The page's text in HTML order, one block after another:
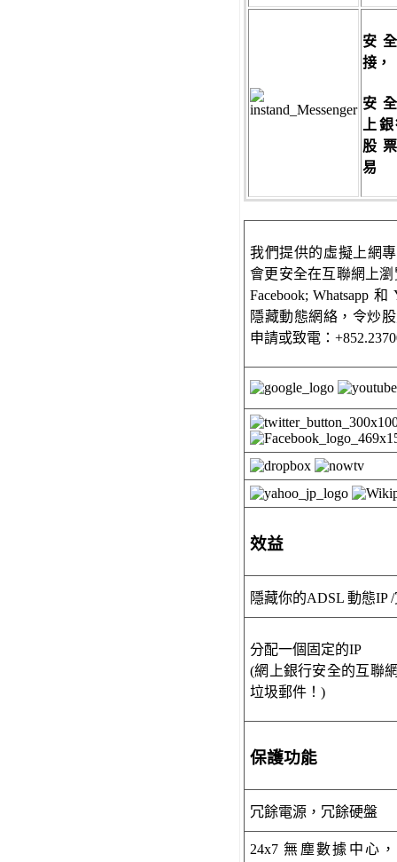
安
接，
安
上
股
易
我們提供的虛擬上網
會更安全在互聯網上
Facebook; Whatsapp
隱藏動態網絡，令炒
申請或致電：
效益
隱藏你的ADSL 動態IP
分配一個固定的IP
(網上銀行安全的互聯
垃圾郵件！)
保護功能
冗餘電源，冗餘硬盤
24x7無塵數據中心 ，